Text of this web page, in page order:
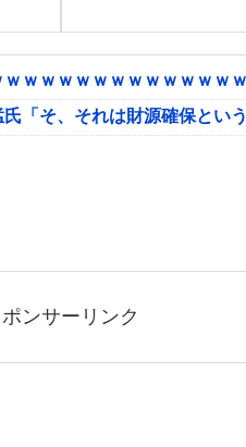
ｗｗｗｗｗｗｗｗｗｗｗｗ
「そ、それは財源確保という
ンサーリンク